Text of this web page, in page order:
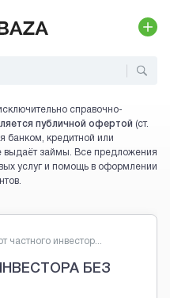
справочно-
публичной офертой (ст.
банком, кредитной или
выдаёт займы. Все предложения
услуг и помощь в оформлении
частного инвестор...
БЕЗ